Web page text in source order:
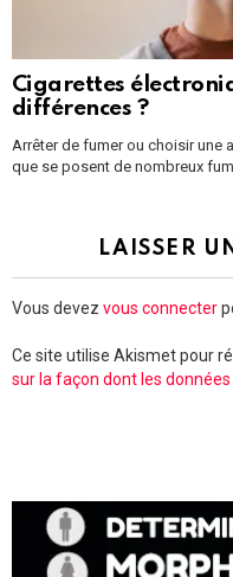
Cigarettes
différences ?
Arrêter de fumer ou choisir une
que se posent de nombreux
LAISSER
Vous devez vous connecter
Ce site utilise Akismet pour
sur la façon dont les